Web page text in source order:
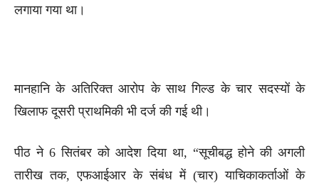
लगाया गया था।
मानहानि के अतिरिक्त आरोप के साथ गिल्ड के चार सदस्यों के
खिलाफ दूसरी प्राथमिकी भी दर्ज की गई थी।
पीठ ने 6 सितंबर को आदेश दिया था, “सूचीबद्ध होने की अगली
तारीख तक, एफआईआर के संबंध में (चार) याचिकाकर्ताओं के